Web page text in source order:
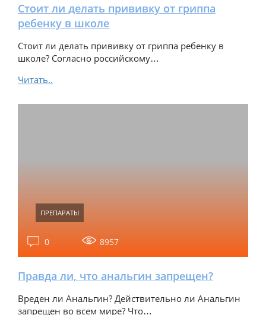
Стоит ли делать прививку от гриппа
ребенку в школе
Стоит ли делать прививку от гриппа ребенку в
школе? Согласно российскому…
Читать..
ПРЕПАРАТЫ
0 8957
Правда ли, что анальгин запрещен?
Вреден ли Анальгин? Действительно ли Анальгин
запрещен во всем мире? Что…